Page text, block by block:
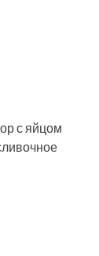
с яйцом